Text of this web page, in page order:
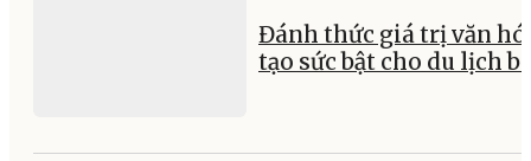
Đánh thức giá trị văn
tạo sức bật cho du lịch